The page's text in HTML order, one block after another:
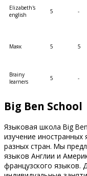
Elizabeth's
english
5 -
Маяк 5 5
Brainy
learners
5 -
Big Ben School
Языковая школа Big
изучение иностранных
разных стран. Мы
языков Англии и
французского языков.